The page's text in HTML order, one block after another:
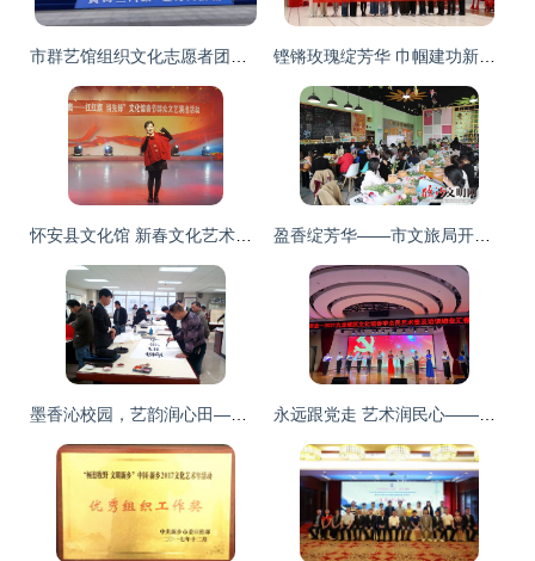
市群艺馆组织文化志愿者团队 助力 中国旅游日 河南分会场活动 铿锵玫瑰绽芳华 巾帼建功新时代 中铁一局市政环保公司工会开展庆 三八 国际妇女节系列活动
怀安县文化馆 新春文化艺术活动精彩纷呈，筑牢群众精神家园 盈香绽芳华——市文旅局开展“魅力巾帼 花漾年华”艺术插花交流活动
墨香沁校园，艺韵润心田——我校举行“书法艺术进校园”座谈会暨“特聘书法家”授聘仪式 永远跟党走 艺术润民心——九龙坡区文化馆举办庆祝建党100周年暨2021年春季全民艺术普及培训结业汇报演出